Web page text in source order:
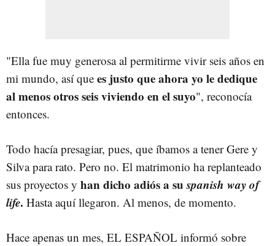
"Ella fue muy generosa al permitirme vivir seis años en
mi mundo, así que es justo que ahora yo le dedique
al menos otros seis viviendo en el suyo", reconocía
entonces.
Todo hacía presagiar, pues, que íbamos a tener Gere y
Silva para rato. Pero no. El matrimonio ha replanteado
sus proyectos y han dicho adiós a suspanish way of
life. Hasta aquí llegaron. Al menos, de momento.
Hace apenas un mes, EL ESPAÑOL informó sobre